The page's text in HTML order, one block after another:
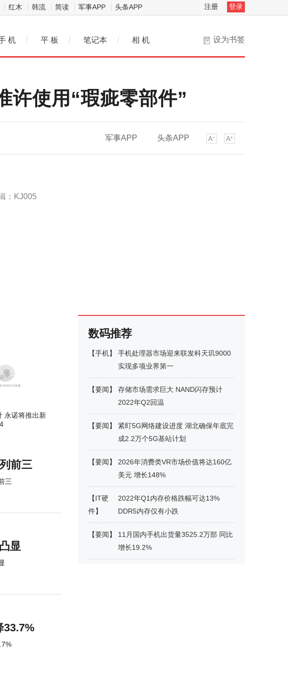
红木 韩流 简读 军事APP 头条APP 注册 登录
设为书签
机 / 平 板 / 笔记本 / 相 机
许使用“瑕疵零部件”
军事APP 头条APP
：KJ005
永诺将推出新
前三
三
显
33.7%
数码推荐
【手机】
手机处理器市场迎来联发科天玑9000
实现多项业界第一
【要闻】
存储市场需求巨大 NAND闪存预计
2022年Q2回温
【要闻】
紧盯5G网络建设进度 湖北确保年底完
成2.2万个5G基站计划
【要闻】
2026年消费类VR市场价值将达160亿
美元 增长148%
【IT硬
件】
2022年Q1内存价格跌幅可达13%
DDR5内存仅有小跌
【要闻】
11月国内手机出货量3525.2万部 同比
增长19.2%